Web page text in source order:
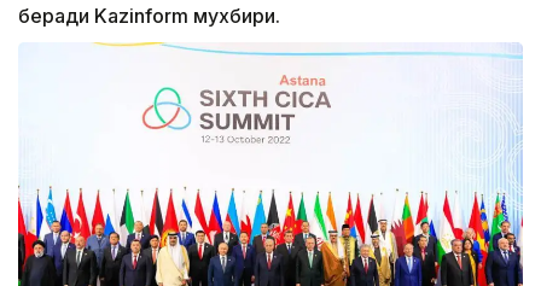
беради Kazinform мухбири.